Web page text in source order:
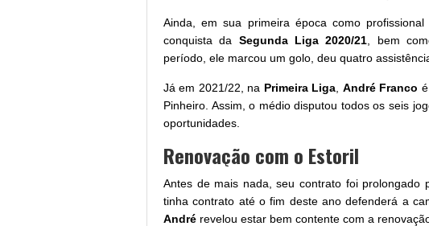
Ainda, em sua primeira época como
conquista da Segunda Liga 2020/21 , bem
período, ele marcou um golo, deu quatro
Já em 2021/22, na Primeira Liga André Franco
Pinheiro. Assim, o médio disputou todos os seis
oportunidades.
Renovação com o Estoril
Antes de mais nada, seu contrato foi prolongado
tinha contrato até o fim deste ano defenderá a
André revelou estar bem contente com a